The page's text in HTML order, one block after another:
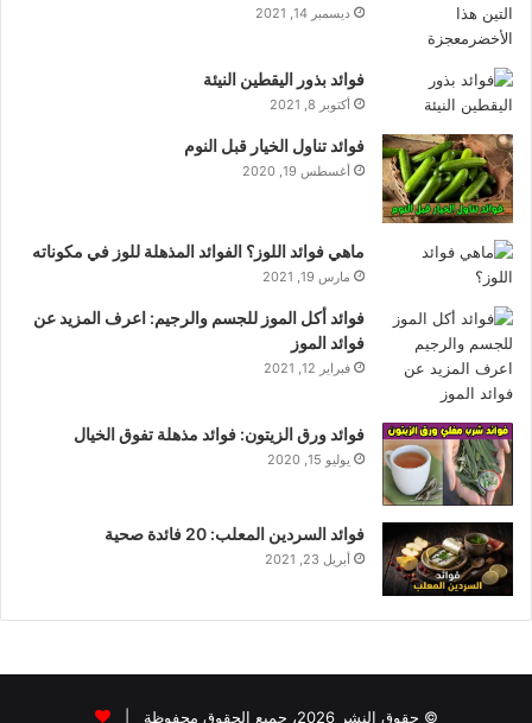
ديسمبر 14, 2021
فوائد بذور اليقطين النيئة
أكتوبر 8, 2021
فوائد تناول الخيار قبل النوم
أغسطس 19, 2020
ماهي فوائد اللوز؟ الفوائد المذهلة للوز في مكوناته
مارس 19, 2021
فوائد أكل الموز للجسم والرجيم: اعرف المزيد عن
فوائد الموز
فبراير 12, 2021
فوائد ورق الزيتون: فوائد مذهلة تفوق الخيال
يوليو 15, 2020
فوائد السردين المعلب: 20 فائدة صحية
أبريل 23, 2021
© حقوق النشر 2026، جميع الحقوق محفوظة |